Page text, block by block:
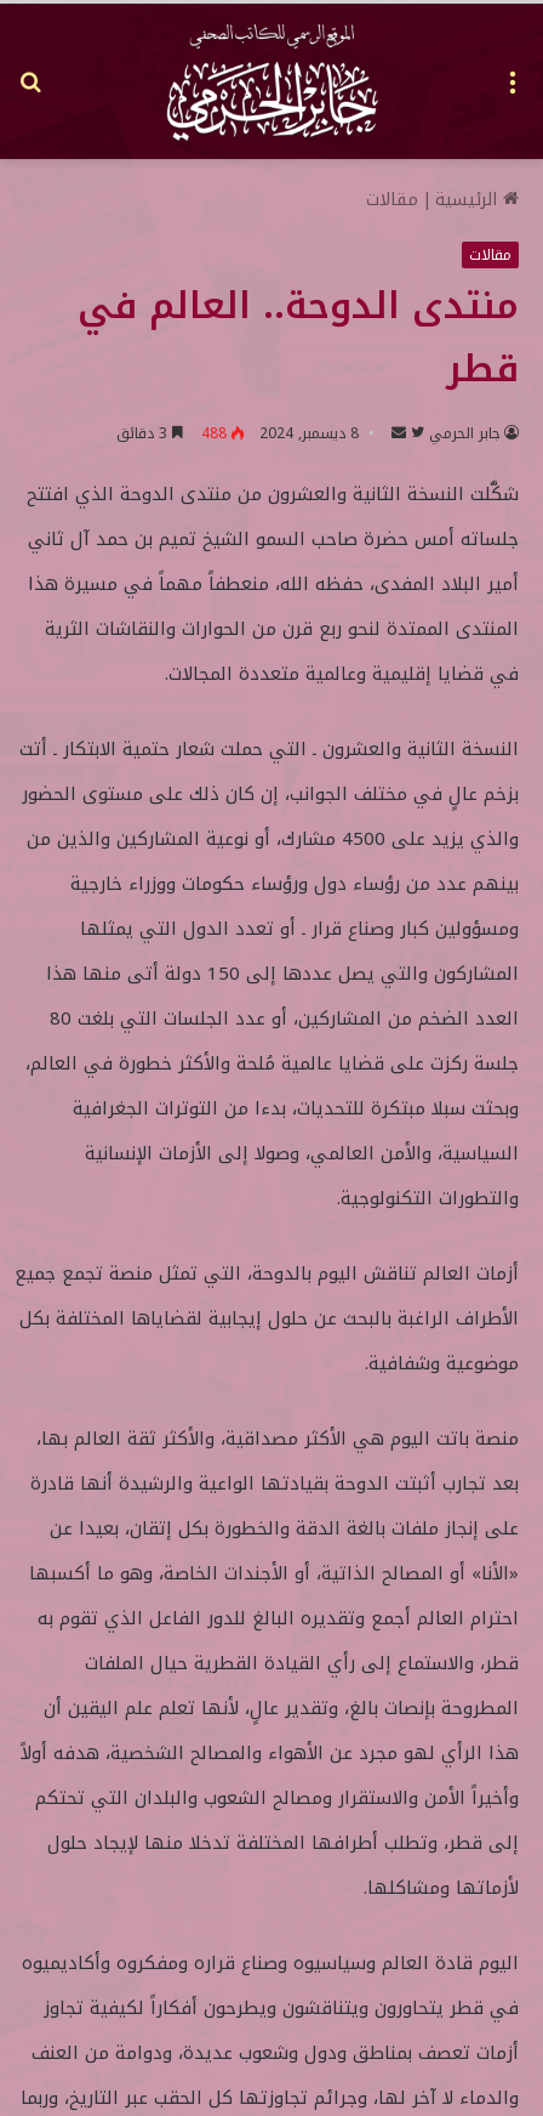
الرئيسية | مقالات
مقالات
منتدى الدوحة.. العالم في
قطر
جابر الحرمي
ت
ع
ل
ت
و
س
ب
ر
د
ك
ت
و
ن
ي
ا
8 ديسمبر, 2024 488
شكَّلت النسخة الثانية والعشرون من منتدى الدوحة الذي افتتح
جلساته أمس حضرة صاحب السمو الشيخ تميم بن حمد آل ثاني
أمير البلاد المفدى، حفظه الله، منعطفاً مهماً في مسيرة هذا
المنتدى الممتدة لنحو ربع قرن من الحوارات والنقاشات الثرية
في قضايا إقليمية وعالمية متعددة المجالات.
النسخة الثانية والعشرون ـ التي حملت شعار حتمية الابتكار ـ أتت
بزخم عالٍ في مختلف الجوانب، إن كان ذلك على مستوى الحضور
والذي يزيد على 4500 مشارك، أو نوعية المشاركين والذين من
بينهم عدد من رؤساء دول ورؤساء حكومات ووزراء خارجية
ومسؤولين كبار وصناع قرار ـ أو تعدد الدول التي يمثلها
المشاركون والتي يصل عددها إلى 150 دولة أتى منها هذا
العدد الضخم من المشاركين، أو عدد الجلسات التي بلغت 80
جلسة ركزت على قضايا عالمية مُلحة والأكثر خطورة في العالم،
وبحثت سبلا مبتكرة للتحديات، بدءا من التوترات الجغرافية
السياسية، والأمن العالمي، وصولا إلى الأزمات الإنسانية
والتطورات التكنولوجية.
أزمات العالم تناقش اليوم بالدوحة، التي تمثل منصة تجمع جميع
الأطراف الراغبة بالبحث عن حلول إيجابية لقضاياها المختلفة بكل
موضوعية وشفافية.
منصة باتت اليوم هي الأكثر مصداقية، والأكثر ثقة العالم بها،
بعد تجارب أثبتت الدوحة بقيادتها الواعية والرشيدة أنها قادرة
على إنجاز ملفات بالغة الدقة والخطورة بكل إتقان، بعيدا عن
«الأنا» أو المصالح الذاتية، أو الأجندات الخاصة، وهو ما أكسبها
احترام العالم أجمع وتقديره البالغ للدور الفاعل الذي تقوم به
قطر، والاستماع إلى رأي القيادة القطرية حيال الملفات
المطروحة بإنصات بالغ، وتقدير عالٍ، لأنها تعلم علم اليقين أن
هذا الرأي لهو مجرد عن الأهواء والمصالح الشخصية، هدفه أولاً
وأخيراً الأمن والاستقرار ومصالح الشعوب والبلدان التي تحتكم
إلى قطر، وتطلب أطرافها المختلفة تدخلا منها لإيجاد حلول
لأزماتها ومشاكلها.
اليوم قادة العالم وسياسيوه وصناع قراره ومفكروه وأكاديميوه
في قطر يتحاورون ويتناقشون ويطرحون أفكاراً لكيفية تجاوز
أزمات تعصف بمناطق ودول وشعوب عديدة، ودوامة من العنف
والدماء لا آخر لها، وجرائم تجاوزتها كل الحقب عبر التاريخ، وربما